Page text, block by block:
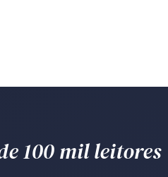
100 mil leitores